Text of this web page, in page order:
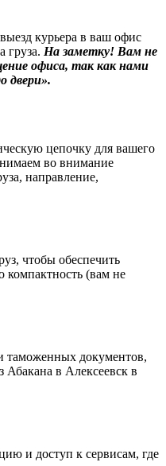
курьера в ваш офис
груза. На заметку! Вам не
офиса, так как нами
двери».
цепочку для вашего
во внимание
направление,
чтобы обеспечить
компактность (вам не
документов,
Абакана в Алексеевск в
и доступ к сервисам, где